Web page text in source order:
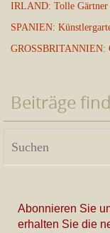
IRLAND: Tolle Gärtner
SPANIEN:
GROSSBRITANNIEN:
Beiträge
Abonnieren Sie
erhalten Sie die